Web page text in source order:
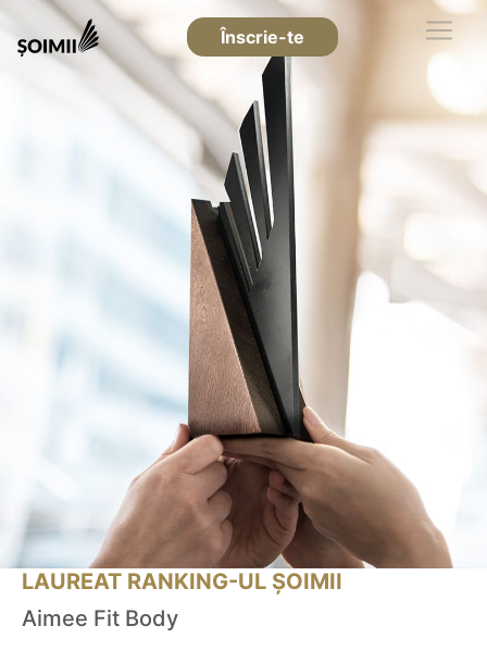
Înscrie-te
LAUREAT RANKING-UL ȘOIMII
Aimee Fit Body